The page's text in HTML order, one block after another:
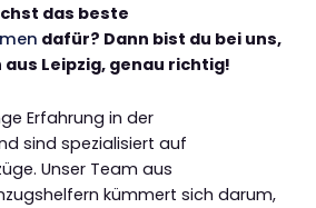
das beste
dafür? Dann bist du bei uns,
Leipzig, genau richtig!
Erfahrung in der
sind spezialisiert auf
Unser Team aus
kümmert sich darum,